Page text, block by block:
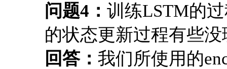
问题4： 训练LSTM的
的状态更新过程有些没
回答： 我们所使用的